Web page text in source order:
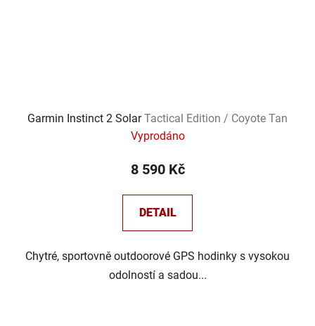
Garmin Instinct 2 SolarTactical Edition / Coyote Tan
Vyprodáno
8 590 Kč
DETAIL
Chytré, sportovně outdoorové GPS hodinky s vysokou
odolností a sadou...